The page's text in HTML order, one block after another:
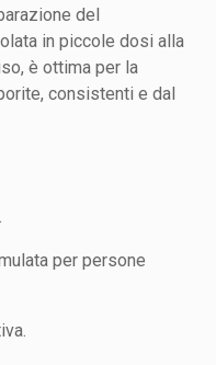
del
in piccole dosi alla
è ottima per la
consistenti e dal
per persone